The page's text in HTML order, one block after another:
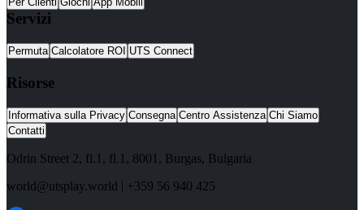
Servizi
Permuta Calcolatore ROI UTS Connect
Risorse
Informativa sulla Privacy Consegna Centro Assistenza Chi Siamo
Contatti
Odrin Street 2, fl.1 , fl.1, 8001 , Burgas, Bulgaria
world@utsplay.world | +359 56 940 425